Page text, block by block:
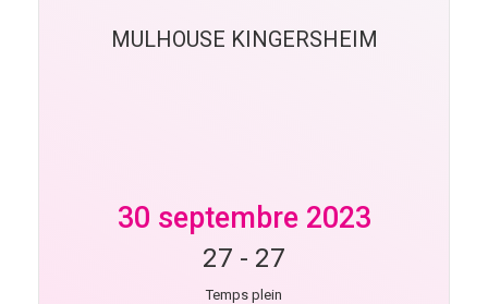
MULHOUSE KINGERSHEIM
30 septembre 2023
27 - 27
Temps plein